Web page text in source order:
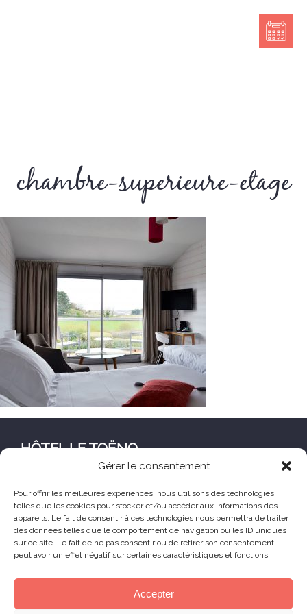
Gérer le consentement
Pour offrir les meilleures expériences, nous utilisons des technologies
telles que les cookies pour stocker et/ou accéder aux informations des
appareils. Le fait de consentir à ces technologies nous permettra de traiter
des données telles que le comportement de navigation ou les ID uniques
sur ce site. Le fait de ne pas consentir ou de retirer son consentement
peut avoir un effet négatif sur certaines caractéristiques et fonctions.
Accepter
chambre-superieure-etage
HÔTEL LE TOËNO
22560 Trébeurden France
+33 (0) 2 96 23 68 78
contact@hoteltoeno.com